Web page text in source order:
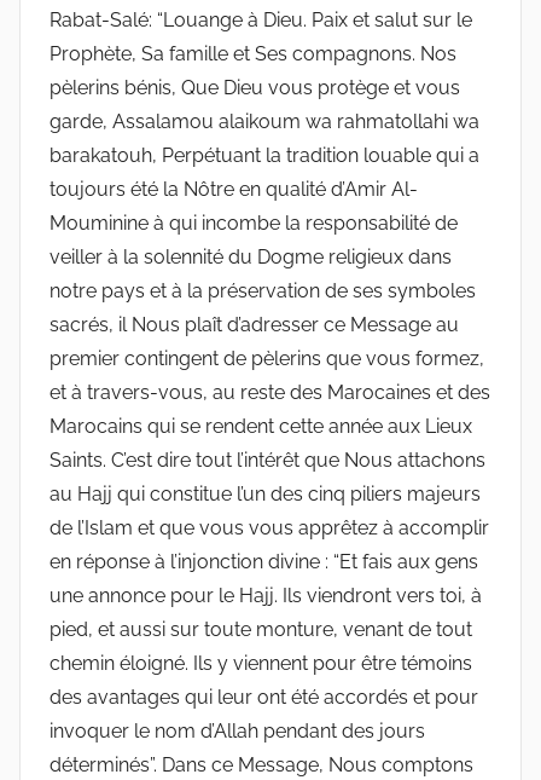
Rabat-Salé: “Louange à Dieu. Paix et salut sur le
Prophète, Sa famille et Ses compagnons. Nos
pèlerins bénis, Que Dieu vous protège et vous
garde, Assalamou alaikoum wa rahmatollahi wa
barakatouh, Perpétuant la tradition louable qui a
toujours été la Nôtre en qualité d’Amir Al-
Mouminine à qui incombe la responsabilité de
veiller à la solennité du Dogme religieux dans
notre pays et à la préservation de ses symboles
sacrés, il Nous plaît d’adresser ce Message au
premier contingent de pèlerins que vous formez,
et à travers-vous, au reste des Marocaines et des
Marocains qui se rendent cette année aux Lieux
Saints. C’est dire tout l’intérêt que Nous attachons
au Hajj qui constitue l’un des cinq piliers majeurs
de l’Islam et que vous vous apprêtez à accomplir
en réponse à l’injonction divine : “Et fais aux gens
une annonce pour le Hajj. Ils viendront vers toi, à
pied, et aussi sur toute monture, venant de tout
chemin éloigné. Ils y viennent pour être témoins
des avantages qui leur ont été accordés et pour
invoquer le nom d’Allah pendant des jours
déterminés”. Dans ce Message, Nous comptons